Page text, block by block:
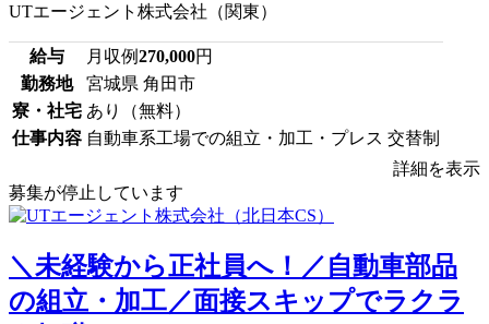
UTエージェント株式会社（関東）
給与 月収例270,000円
勤務地
宮城県 角田市
寮・社宅 あり（無料）
仕事内容 自動車系工場での組立・加工・プレス 交替制
詳細を表示
募集が停止しています
＼未経験から正社員へ！／自動車部品
の組立・加工／面接スキップでラクラ